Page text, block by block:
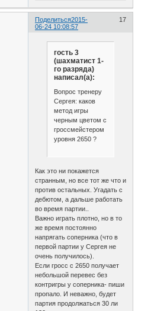
Поделиться 17
2015-
06-24 10:08:57
гость 3
(шахматист 1-
го разряда)
написал(а):
Вопрос тренеру
Сергея: каков
метод игры
черным цветом с
гроссмейстером
уровня 2650 ?
Как это ни покажется
странным, но все тот же что и
против остальных. Угадать с
дебютом, а дальше работать
во время партии..
Важно играть плотно, но в то
же время постоянно
напрягать соперника (что в
первой партии у Сергея не
очень получилось).
Если гросс с 2650 получает
небольшой перевес без
контригры у соперника- пиши
пропало. И неважно, будет
партия продолжаться 30 ли